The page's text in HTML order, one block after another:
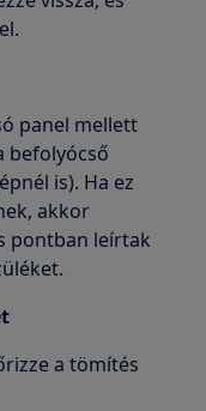
panel mellett
befolyócső
is). Ha ez
akkor
pontban leírtak
a tömítés